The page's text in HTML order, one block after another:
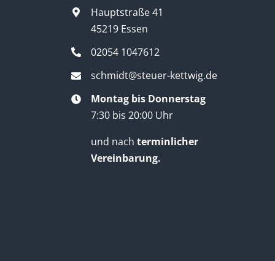
Hauptstraße 41
45219 Essen
02054 1047612
schmidt@steuer-kettwig.de
Montag bis Donnerstag
7:30 bis 20:00 Uhr
und nachterminlicher
Vereinbarung.